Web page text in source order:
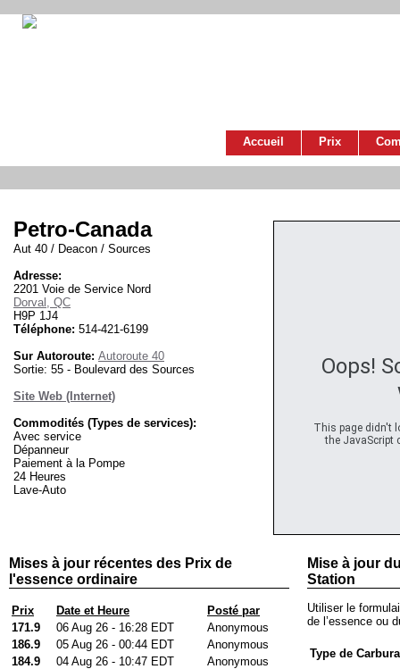
Accueil Prix
Oops!
This page didn't
the JavaScript
Petro-Canada
Aut 40 / Deacon / Sources
Adresse:
2201 Voie de Service Nord
Dorval, QC
H9P 1J4
Téléphone: 514-421-6199
Sur Autoroute: Autoroute 40
Sortie: 55 - Boulevard des Sources
Site Web (Internet)
Commodités (Types de services):
Avec service
Dépanneur
Paiement à la Pompe
24 Heures
Lave-Auto
Mises à jour récentes des Prix de
l'essence ordinaire
Prix Date et Heure
Posté par
171.9
06 Aug 26 - 16:28 EDT
Anonymous
186.9
05 Aug 26 - 00:44 EDT
Anonymous
184.9
04 Aug 26 - 10:47 EDT
Anonymous
Mise à jour
Station
Utiliser le
de l’essence ou
Type de